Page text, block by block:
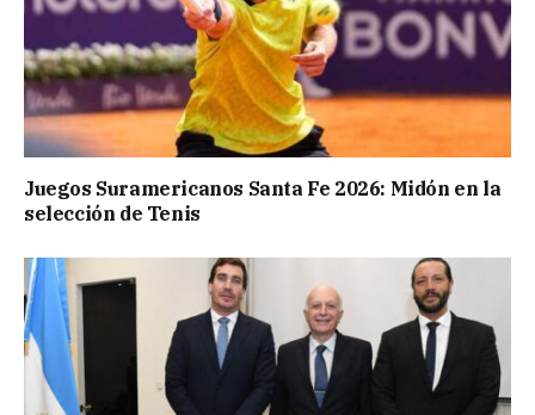
Juegos Suramericanos Santa Fe 2026: Midón en la
selección de Tenis